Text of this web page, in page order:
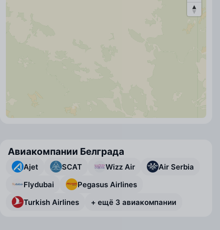
Авиакомпании Белграда
Ajet SCAT Wizz Air
Air Serbia
Flydubai
Pegasus Airlines
Turkish Airlines
+ ещё 3 авиакомпании